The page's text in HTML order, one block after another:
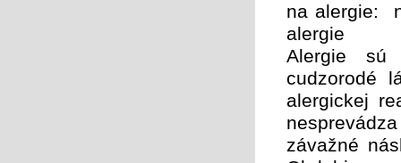
na alergie:
alergie
Alergie sú
cudzorodé
alergickej
závažné